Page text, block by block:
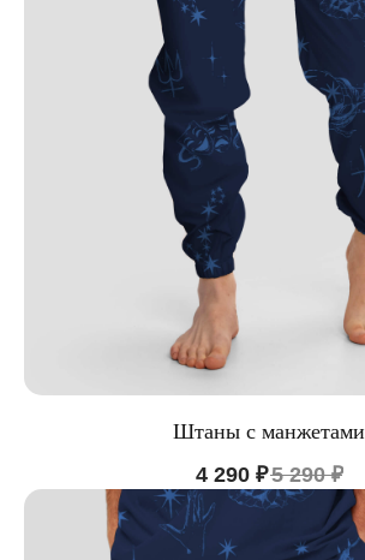
Штаны с манжетами
4 290 ₽5 290 ₽